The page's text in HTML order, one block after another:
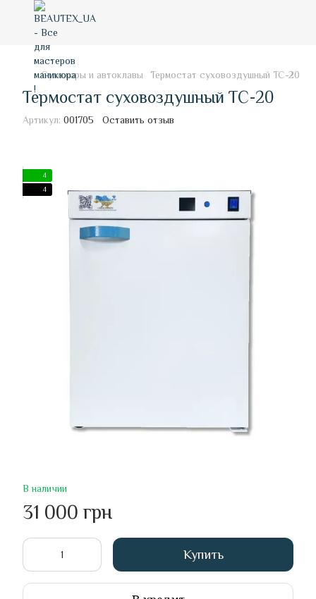
Сухожары и автоклавы Термостат суховоздушный ТС-20
Термостат суховоздушный ТС-20
Артикул: 001705 Оставить отзыв
4
4
В наличии
31 000 грн
Купить